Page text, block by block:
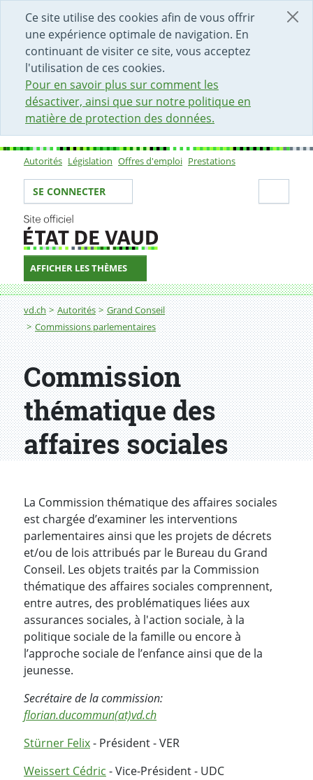
Ce site utilise des cookies afin de vous offrir
une expérience optimale de navigation. En
continuant de visiter ce site, vous acceptez
l'utilisation de ces cookies.
Pour en savoir plus sur comment les
désactiver, ainsi que sur notre politique en
matière de protection des données.
DÉBUT DU CONTENU DE LA PAGE
ACCÈS AU CHAMP DE RECHERCHE
PAGE D'ACCUEIL
FORMULAIRE DE CONTACT
Sous-navigation
Autorités Législation Offres d'emploi Prestations
Votre identité
SE CONNECTER
AFFICHER LES THÈMES
Fil d'Ariane
vd.ch Autorités
Grand Conseil
Commissions parlementaires
Commission
thématique des
affaires sociales
La Commission thématique des affaires sociales
est chargée d’examiner les interventions
parlementaires ainsi que les projets de décrets
et/ou de lois attribués par le Bureau du Grand
Conseil. Les objets traités par la Commission
thématique des affaires sociales comprennent,
entre autres, des problématiques liées aux
assurances sociales, à l'action sociale, à la
politique sociale de la famille ou encore à
l’approche sociale de l’enfance ainsi que de la
jeunesse.
Secrétaire de la commission:
florian.ducommun(at)vd.ch
Stürner Felix- Président - VER
Weissert Cédric - Vice-Président - UDC